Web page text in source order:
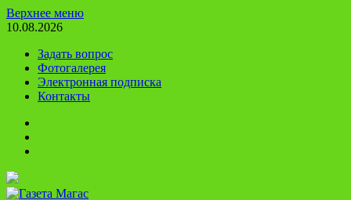
Перейти
к
Верхнее меню
10.08.2026
Задать вопрос
Фотогалерея
Электронная подписка
Контакты